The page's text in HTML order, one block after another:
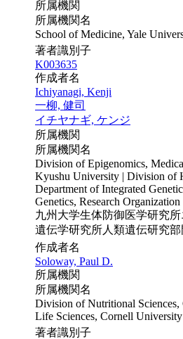
所属機関
所属機関名
School of Medicine, Yale
著者識別子
K003635
作成者名
Ichiyanagi, Kenji
一柳, 健司
イチヤナギ, ケンジ
所属機関
所属機関名
Division of Epigenomics,
Kyushu University | Division of
Department of Integrated
Genetics, Research
九州大学生体防御医学研究
遺伝学研究所人類遺伝研究部
作成者名
Soloway, Paul D.
所属機関
所属機関名
Division of Nutritional
Life Sciences, Cornell University
著者識別子